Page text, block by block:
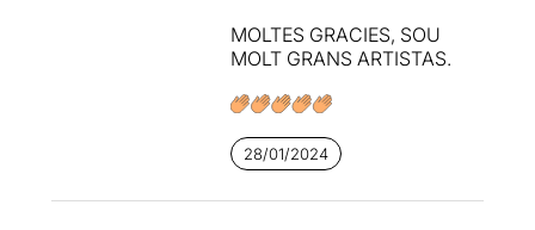
MOLTES GRACIES, SOU
MOLT GRANS ARTISTAS.
28/01/2024